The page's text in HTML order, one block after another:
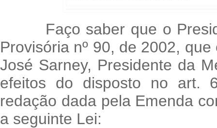
Faço saber que o
Provisória nº 90, de 2002,
José Sarney, Presidente da
efeitos do disposto no art.
redação dada pela Emenda
a seguinte Lei: